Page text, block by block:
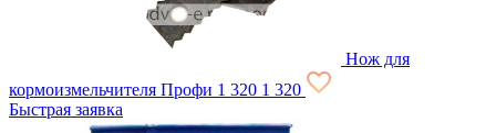
Нож для
кормоизмельчителя Профи 1 320 1 320
Быстрая заявка